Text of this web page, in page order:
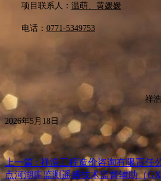
项目联系人： 温萌、黄媛媛
电话： 0771-5349753
祥
2026年5月 18日
上一篇 : 祥浩工程造价咨询有限责任
点河湖库监测遥感技术监督辅助（